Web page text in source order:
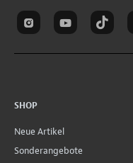
SHOP
Neue Artikel
Sonderangebote